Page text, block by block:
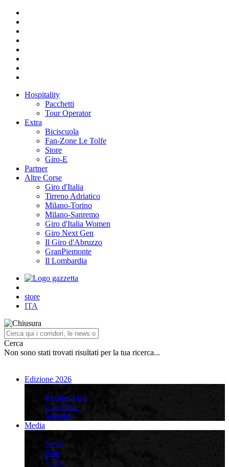
Hospitality
Pacchetti
Tour Operator
Extra
Biciscuola
Fan-Zone Le Tolfe
Store
Giro-E
Partner
Altre Corse
Giro d'Italia
Tirreno Adriatico
Milano-Torino
Milano-Sanremo
Giro d'Italia Women
Giro Next Gen
Il Giro d'Abruzzo
GranPiemonte
Il Lombardia
store
ITA
Cerca
Non sono stati trovati risultati per la tua ricerca...
Edizione 2026
Recap Corsa
Classifiche
Squadre
Media
News
Foto
Video